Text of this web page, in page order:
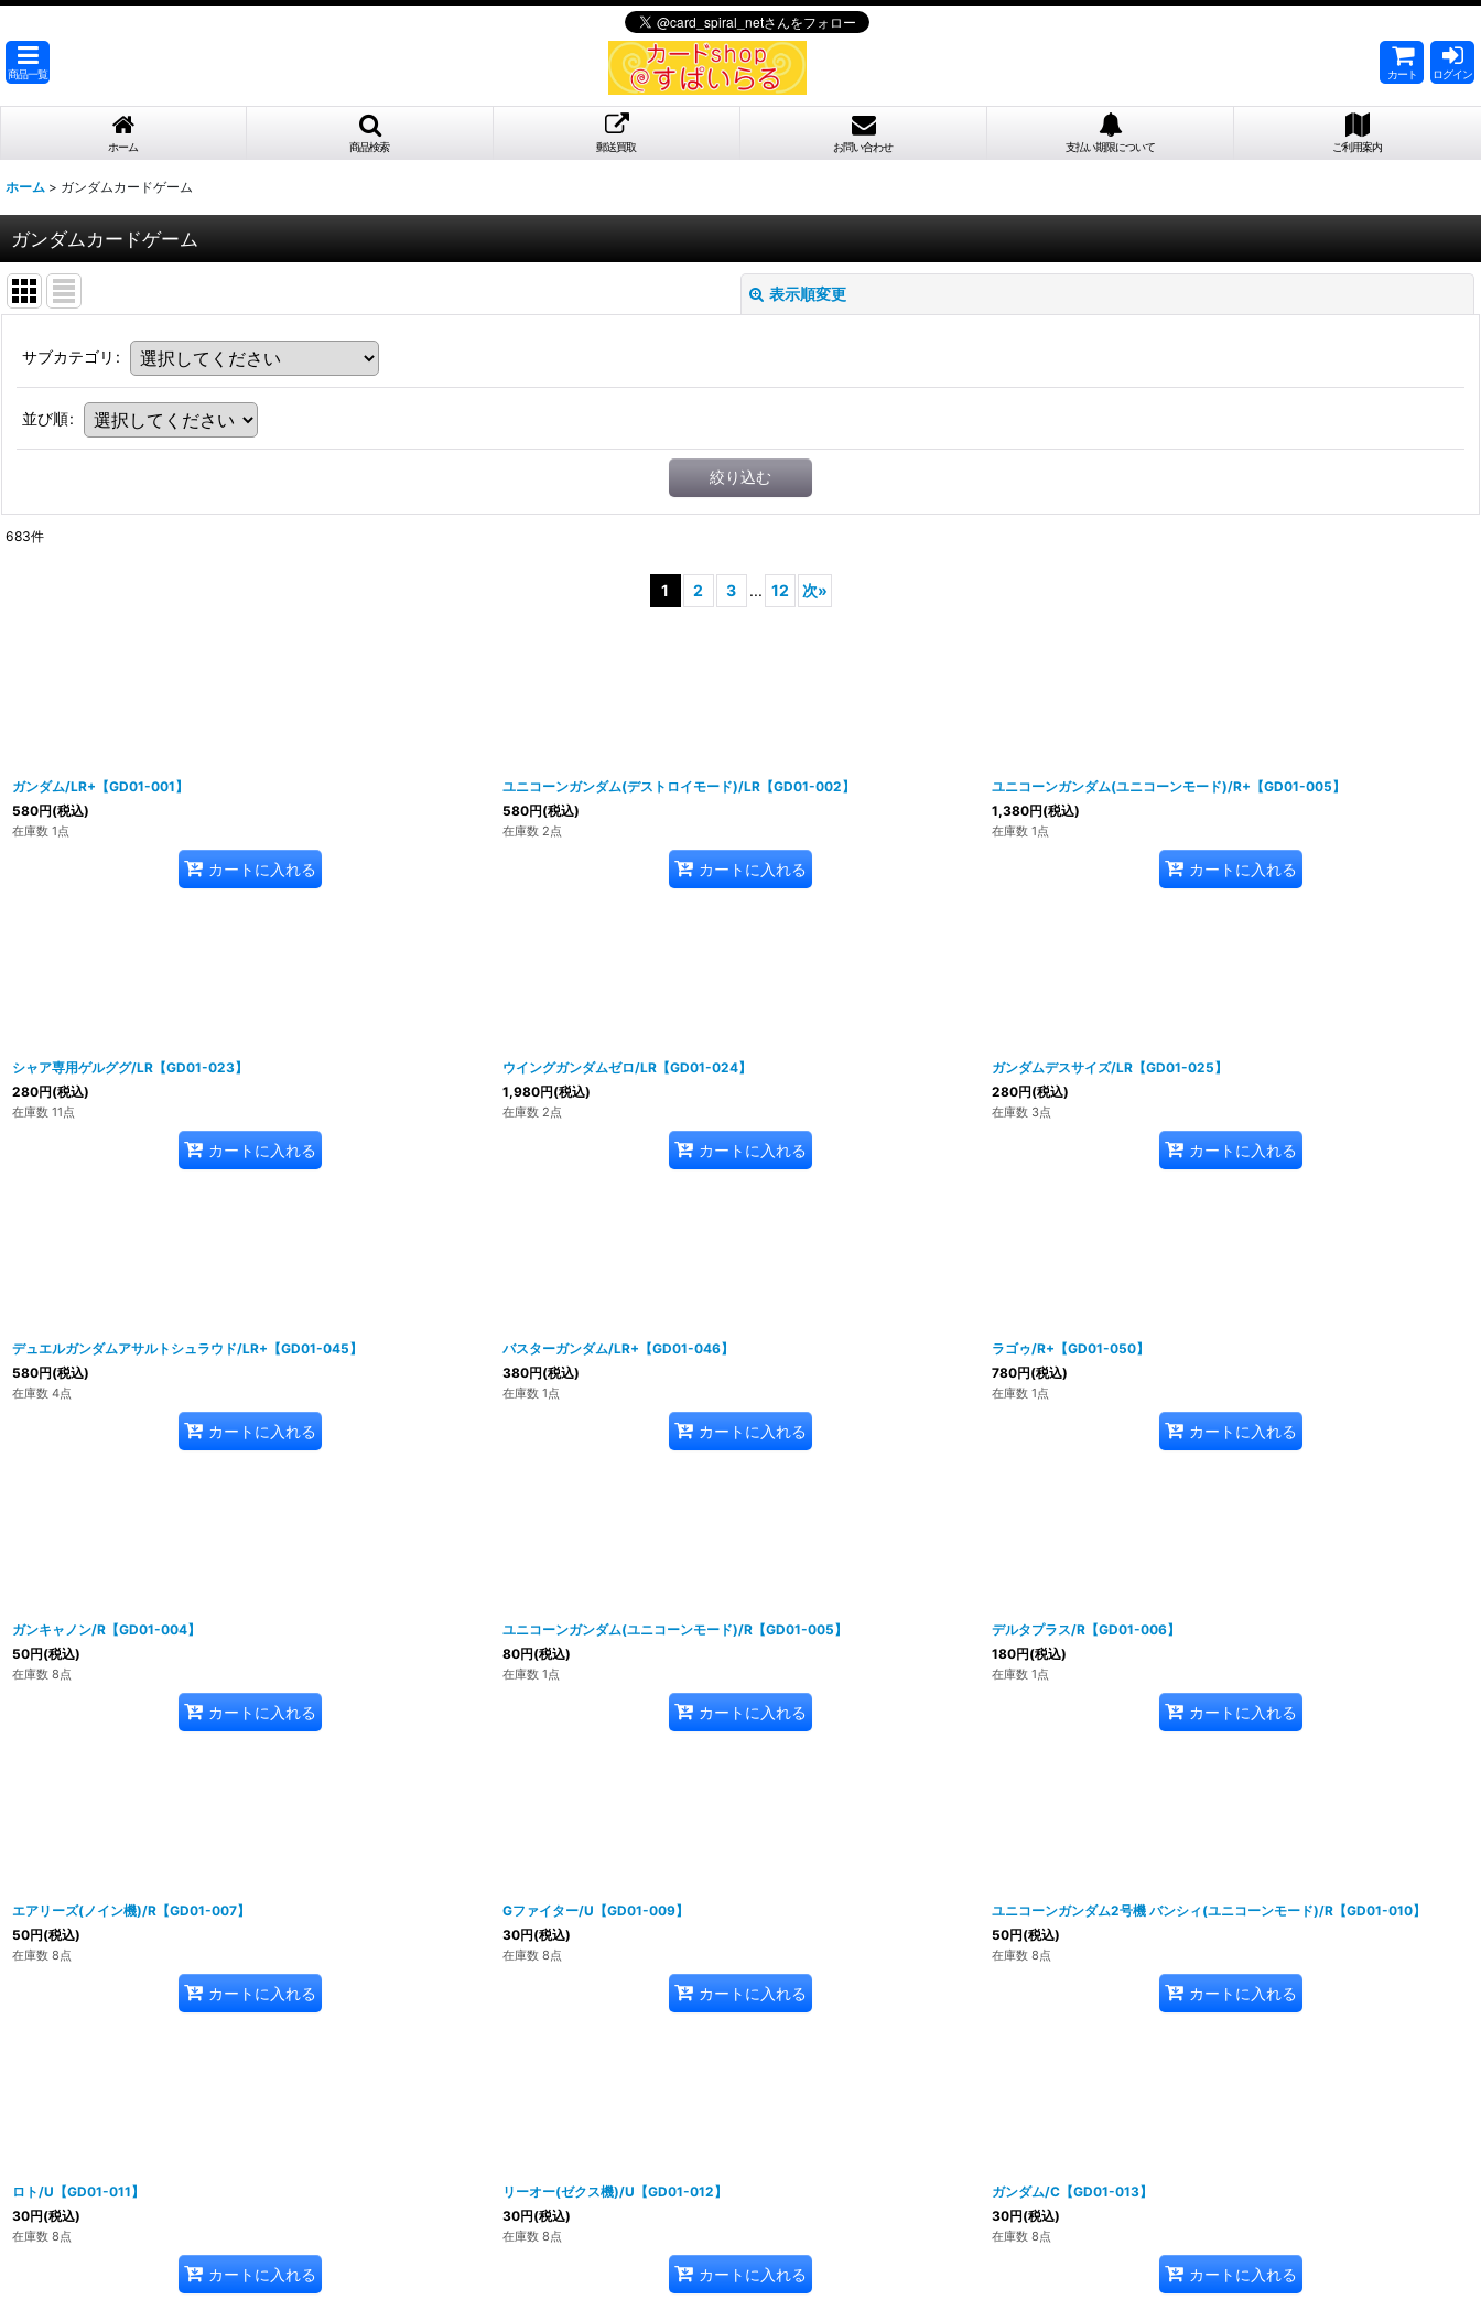
商品一覧 カート ログイン
ホーム 商品検索 郵送買取 お問い合わせ 支払い期限について ご利用案内
ホーム > ガンダムカードゲーム
ガンダムカードゲーム
表示順変更
サブカテゴリ :
並び順:
絞り込む
683件
1 2 3 ... 12 次»
ガンダム/LR+【GD01-001】
580円(税込)
在庫数 1点
カートに入れる
ユニコーンガンダム(デストロイモード)/LR【GD01-002】
580円(税込)
在庫数 2点
カートに入れる
ユニコーンガンダム(ユニコーンモード)/R+【GD01-005】
1,380円(税込)
在庫数 1点
カートに入れる
シャア専用ゲルググ/LR【GD01-023】
280円(税込)
在庫数 11点
カートに入れる
ウイングガンダムゼロ/LR【GD01-024】
1,980円(税込)
在庫数 2点
カートに入れる
ガンダムデスサイズ/LR【GD01-025】
280円(税込)
在庫数 3点
カートに入れる
デュエルガンダムアサルトシュラウド/LR+【GD01-045】
580円(税込)
在庫数 4点
カートに入れる
バスターガンダム/LR+【GD01-046】
380円(税込)
在庫数 1点
カートに入れる
ラゴゥ/R+【GD01-050】
780円(税込)
在庫数 1点
カートに入れる
ガンキャノン/R【GD01-004】
50円(税込)
在庫数 8点
カートに入れる
ユニコーンガンダム(ユニコーンモード)/R【GD01-005】
80円(税込)
在庫数 1点
カートに入れる
デルタプラス/R【GD01-006】
180円(税込)
在庫数 1点
カートに入れる
エアリーズ(ノイン機)/R【GD01-007】
50円(税込)
在庫数 8点
カートに入れる
Gファイター/U【GD01-009】
30円(税込)
在庫数 8点
カートに入れる
ユニコーンガンダム2号機 バンシィ(ユニコーンモード)/R【GD01-010】
50円(税込)
在庫数 8点
カートに入れる
ロト/U【GD01-011】
30円(税込)
在庫数 8点
カートに入れる
リーオー(ゼクス機)/U【GD01-012】
30円(税込)
在庫数 8点
カートに入れる
ガンダム/C【GD01-013】
30円(税込)
在庫数 8点
カートに入れる